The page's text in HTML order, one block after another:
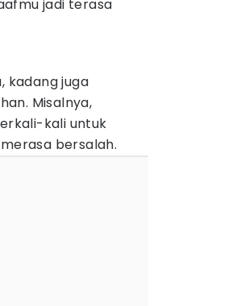
jadi terasa
kadang juga
Misalnya,
kali untuk
bersalah.